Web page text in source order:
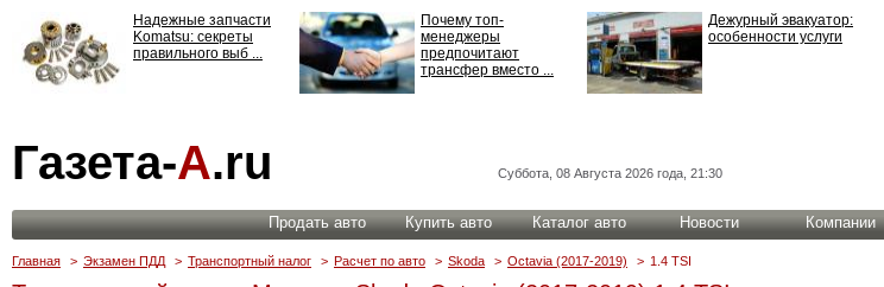
Надежные запчасти
Komatsu: секреты
правильного выб ...
Почему топ-
менеджеры
предпочитают
трансфер вместо ...
Дежурный эвакуатор:
особенности услуги
ответственности: все,
что нужно знать ...
Газета-А.ru Суббота, 08 Августа 2026 года, 21:30
Продать авто Купить авто Каталог авто Новости Компании
Главная > Экзамен ПДД > Транспортный налог > Расчет по авто > Skoda > Octavia (2017-2019) > 1.4 TSI